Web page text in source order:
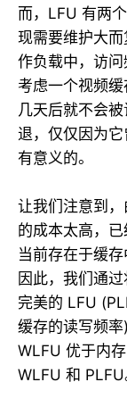
而，LFU 有两
现需要维护大
作负载中，访问
考虑一个视频
几天后就不会
退，仅仅因为
有意义的。
让我们注意到
的成本太高，
当前存在于缓
因此，我们通
完美的 LFU
缓存的读写频
WLFU 优于内
WLFU 和 PLFU